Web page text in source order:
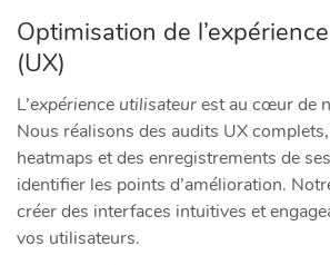
Optimisation de
(UX)
L’expérience utilisateurest au cœur de
Nous réalisons des audits UX
heatmaps et des enregistrements de
identifier les points d’amélioration.
créer des interfaces intuitives et
vos utilisateurs.